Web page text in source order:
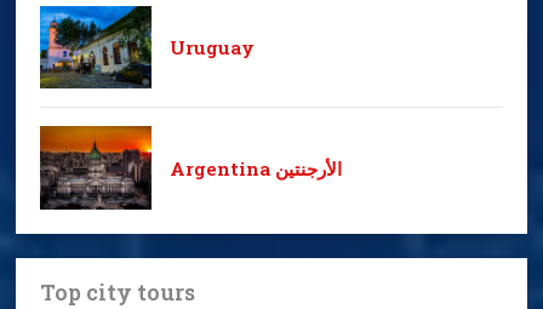
Uruguay
Argentina الأرجنتين
Top city tours